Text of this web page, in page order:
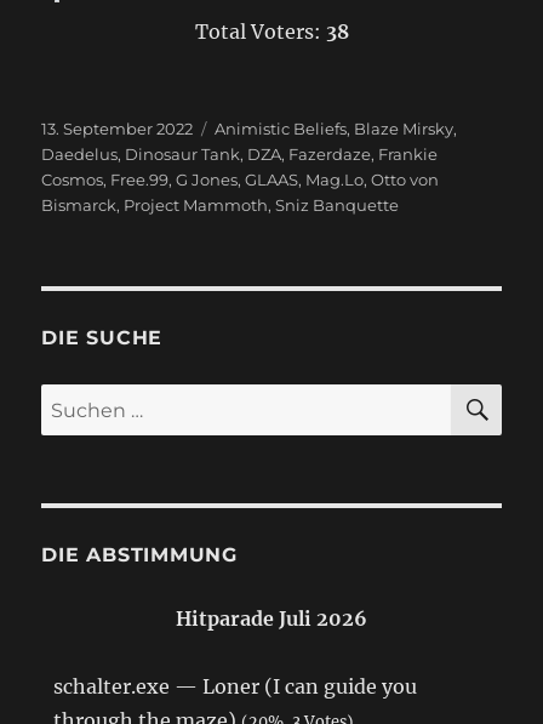
Total Voters: 38
Veröffentlicht
am
13. September 2022 Schlagwörter
Animistic Beliefs, Blaze Mirsky,
Daedelus, Dinosaur Tank, DZA, Fazerdaze, Frankie
Cosmos, Free.99,G Jones,GLAAS, Mag.Lo,Otto von
Bismarck, Project Mammoth,Sniz Banquette
DIE SUCHE
Suchen
nach:
DIE ABSTIMMUNG
Hitparade Juli 2026
schalter.exe — Loner (I can guide you